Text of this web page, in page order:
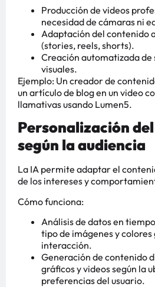
Producción de videos
necesidad de cámaras ni
Adaptación del contenido
(stories, reels, shorts).
Creación automatizada
visuales.
Ejemplo: Un creador de
un artículo de blog en un video
llamativas usando Lumen5.
Personalización
según la audiencia
La IA permite adaptar el
de los intereses y
Cómo funciona:
Análisis de datos en
tipo de imágenes y
interacción.
Generación de contenido
gráficos y videos según la
preferencias del usuario.